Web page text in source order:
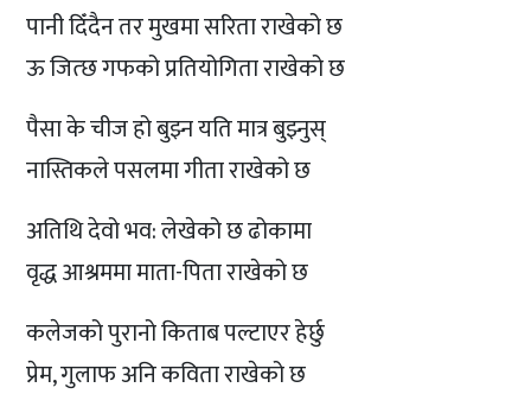
पानी दिँदैन तर मुखमा सरिता राखेको छ
ऊ जित्छ गफको प्रतियोगिता राखेको छ
पैसा के चीज हो बुझ्न यति मात्र बुझ्नुस्
नास्तिकले पसलमा गीता राखेको छ
अतिथि देवो भव: लेखेको छ ढोकामा
वृद्ध आश्रममा माता-पिता राखेको छ
कलेजको पुरानो किताब पल्टाएर हेर्छु
प्रेम, गुलाफ अनि कविता राखेको छ